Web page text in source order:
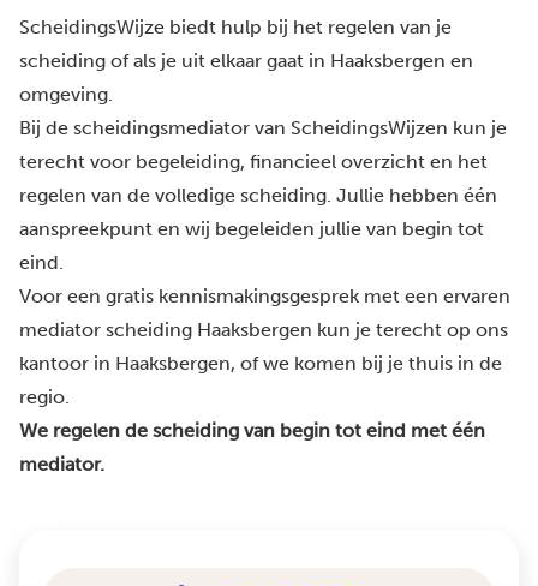
ScheidingsWijze biedt hulp bij het regelen van je
scheiding of als je uit elkaar gaat in Haaksbergen en
omgeving.
Bij de scheidingsmediator van ScheidingsWijzen kun je
terecht voor begeleiding, financieel overzicht en het
regelen van de volledige scheiding. Jullie hebben één
aanspreekpunt en wij begeleiden jullie van begin tot
eind.
Voor een gratis kennismakingsgesprek met een ervaren
mediator scheiding Haaksbergen kun je terecht op ons
kantoor in Haaksbergen, of we komen bij je thuis in de
regio.
We regelen de scheiding van begin tot eind met één
mediator.